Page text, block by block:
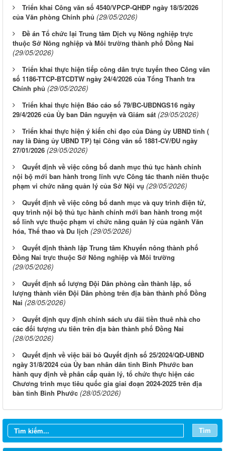
Triển khai Công văn số 4540/VPCP-QHĐP ngày 18/5/2026
của Văn phòng Chính phủ (29/05/2026)
Đề án Tổ chức lại Trung tâm Dịch vụ Nông nghiệp trực
thuộc Sở Nông nghiệp và Môi trường thành phố Đồng Nai
(29/05/2026)
Triển khai thực hiện tiếp công dân trực tuyến theo Công văn
số 1186-TTCP-BTCDTW ngày 24/4/2026 của Tổng Thanh tra
Chính phủ (29/05/2026)
Triển khai thực hiện Báo cáo số 79/BC-UBDNGS16 ngày
29/4/2026 của Ủy ban Dân nguyện và Giám sát (29/05/2026)
Triển khai thực hiện ý kiến chỉ đạo của Đảng ủy UBND tỉnh (
nay là Đảng ủy UBND TP) tại Công văn số 1881-CV/ĐU ngày
27/01/2026 (29/05/2026)
Quyết định về việc công bố danh mục thủ tục hành chính
nội bộ mới ban hành trong lĩnh vực Công tác thanh niên thuộc
phạm vi chức năng quản lý của Sở Nội vụ (29/05/2026)
Quyết định về việc công bố danh mục và quy trình điện tử,
quy trình nội bộ thủ tục hành chính mới ban hành trong một
số lĩnh vực thuộc phạm vi chức năng quản lý của ngành Văn
hóa, Thể thao và Du lịch (29/05/2026)
Quyết định thành lập Trung tâm Khuyến nông thành phố
Đồng Nai trực thuộc Sở Nông nghiệp và Môi trường
(29/05/2026)
Quyết định số lượng Đội Dân phòng cần thành lập, số
lượng thành viên Đội Dân phòng trên địa bàn thành phố Đồng
Nai (28/05/2026)
Quyết định quy định chính sách ưu đãi tiền thuê nhà cho
các đối tượng ưu tiên trên địa bàn thành phố Đồng Nai
(28/05/2026)
Quyết định về việc bãi bỏ Quyết định số 25/2024/QĐ-UBND
ngày 31/8/2024 của Ủy ban nhân dân tỉnh Bình Phước ban
hành quy định về phân cấp quản lý, tổ chức thực hiện các
Chương trình mục tiêu quốc gia giai đoạn 2024-2025 trên địa
bàn tỉnh Bình Phước (28/05/2026)
Tìm
Từ ngày 27/7/2026 đến ngày 02/8/2026
Từ ngày 20/7/2026 đến ngày 26/7/2026